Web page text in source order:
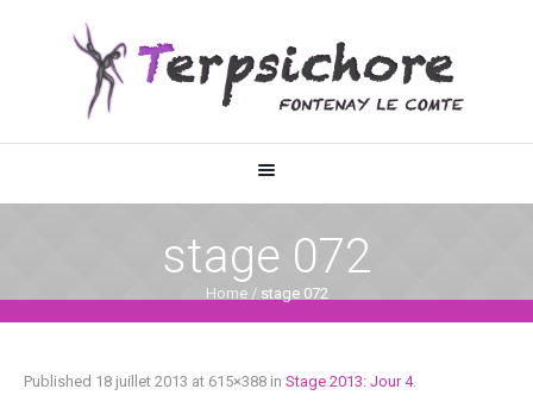
stage 072
Home / stage 072
Published 18 juillet 2013 at 615×388 in Stage 2013: Jour 4.